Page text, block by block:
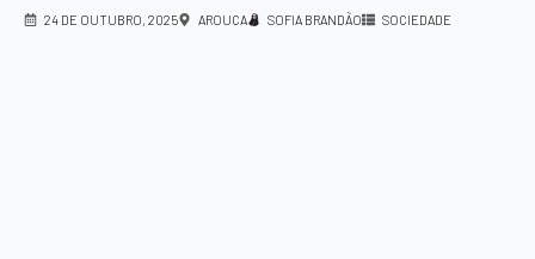
24 DE OUTUBRO, 2025 AROUCA SOFIA BRANDÃO SOCIEDADE